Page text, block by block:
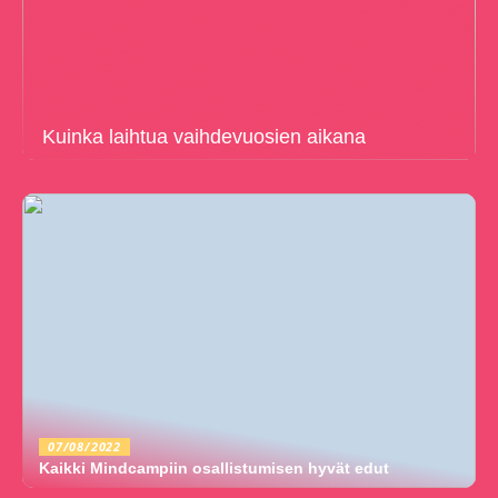
Kuinka laihtua vaihdevuosien aikana
07/08/2022
Kaikki Mindcampiin osallistumisen hyvät edut